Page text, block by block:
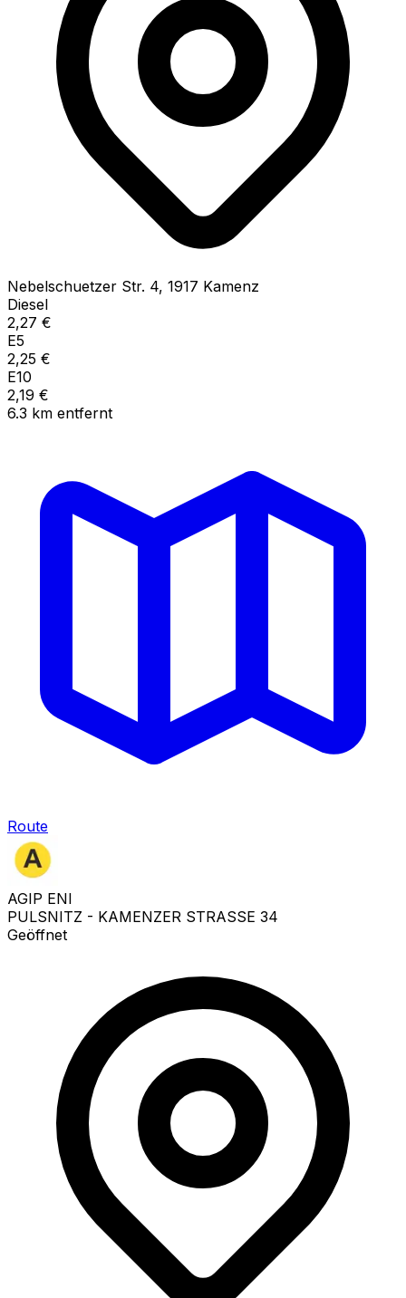
Nebelschuetzer Str. 4, 1917 Kamenz
Diesel
2,27 €
E5
2,25 €
E10
2,19 €
6.3 km entfernt
Route
AGIP ENI
PULSNITZ - KAMENZER STRASSE 34
Geöffnet